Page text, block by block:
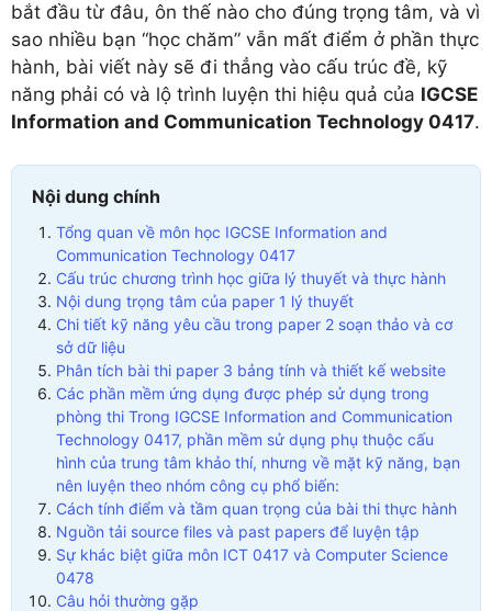
bắt đầu từ đâu, ôn thế nào cho đúng trọng tâm, và vì
sao nhiều bạn “học chăm” vẫn mất điểm ở phần thực
hành, bài viết này sẽ đi thẳng vào cấu trúc đề, kỹ
năng phải có và lộ trình luyện thi hiệu quả của IGCSE
Information and Communication Technology 0417.
Nội dung chính
Tổng quan về môn học IGCSE Information and
Communication Technology 0417
Cấu trúc chương trình học giữa lý thuyết và thực hành
Nội dung trọng tâm của paper 1 lý thuyết
Chi tiết kỹ năng yêu cầu trong paper 2 soạn thảo và cơ
sở dữ liệu
Phân tích bài thi paper 3 bảng tính và thiết kế website
Các phần mềm ứng dụng được phép sử dụng trong
phòng thi Trong IGCSE Information and Communication
Technology 0417, phần mềm sử dụng phụ thuộc cấu
hình của trung tâm khảo thí, nhưng về mặt kỹ năng, bạn
nên luyện theo nhóm công cụ phổ biến:
Cách tính điểm và tầm quan trọng của bài thi thực hành
Nguồn tải source files và past papers để luyện tập
Sự khác biệt giữa môn ICT 0417 và Computer Science
0478
Câu hỏi thường gặp